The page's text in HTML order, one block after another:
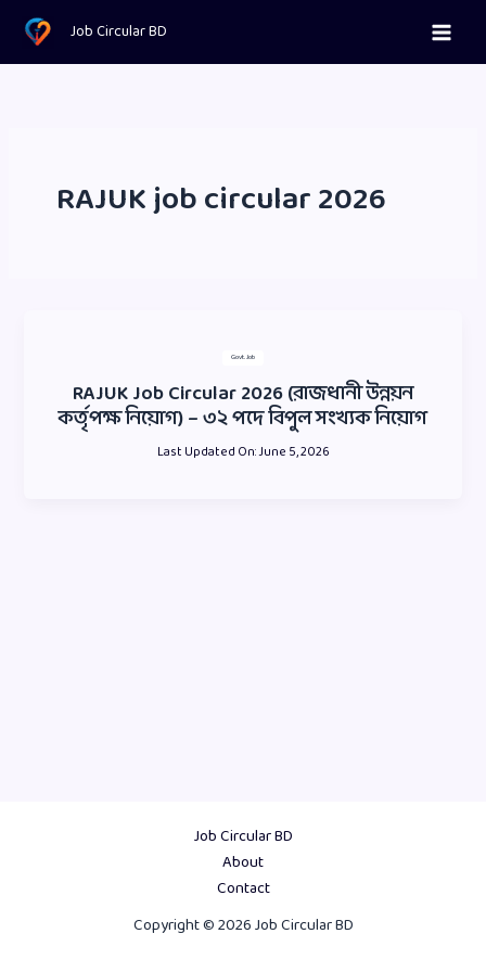
content
Job Circular BD
RAJUK job circular 2026
Govt. Job
RAJUK Job Circular 2026 (রাজধানী উন্নয়ন
কর্তৃপক্ষ নিয়োগ) – ৩২ পদে বিপুল সংখ্যক নিয়োগ
Last Updated On:June 5, 2026
Job Circular BD
About
Contact
Copyright © 2026 Job Circular BD